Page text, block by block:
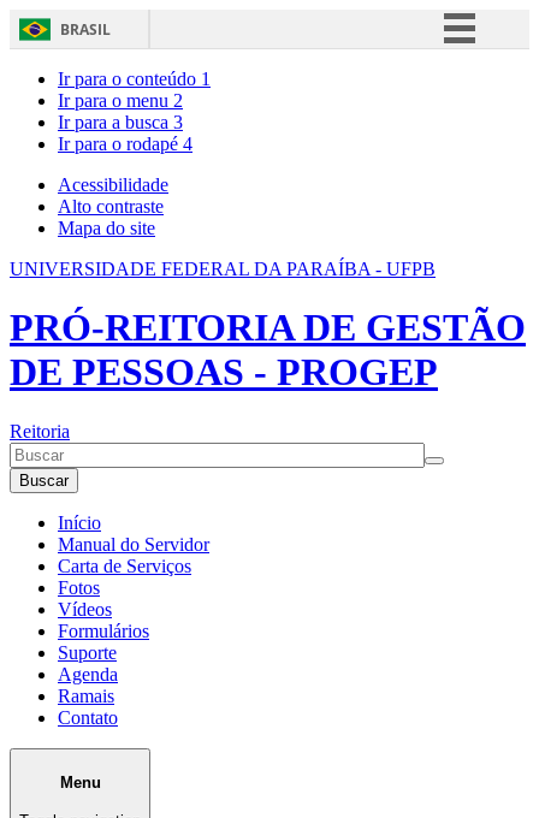
BRASIL
Canais
Ir para o conteúdo 1
Ir para o menu 2
Ir para a busca 3
Ir para o rodapé 4
Acessibilidade
Alto contraste
Mapa do site
UNIVERSIDADE FEDERAL DA PARAÍBA - UFPB
PRÓ-REITORIA DE GESTÃO
DE PESSOAS - PROGEP
Reitoria
Buscar
Início
Manual do Servidor
Carta de Serviços
Fotos
Vídeos
Formulários
Suporte
Agenda
Ramais
Contato
Menu